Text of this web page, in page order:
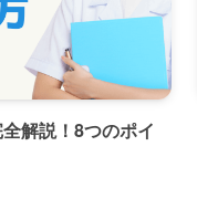
解説！8つのポイ